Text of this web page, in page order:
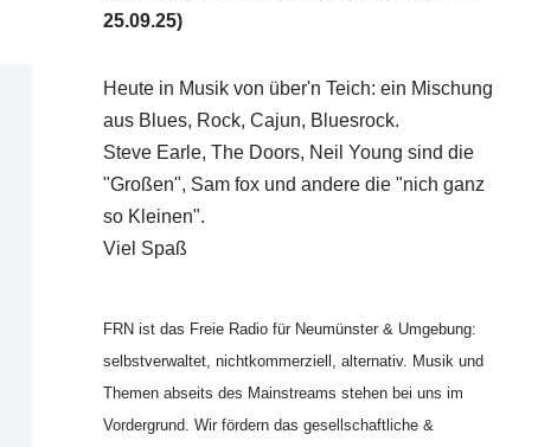
25.09.25)
Heute in Musik von über'n Teich: ein Mischung
aus Blues, Rock, Cajun, Bluesrock.
Steve Earle, The Doors, Neil Young sind die
"Großen", Sam fox und andere die "nich ganz
so Kleinen".
Viel Spaß
FRN ist das Freie Radio für Neumünster & Umgebung:
selbstverwaltet, nichtkommerziell, alternativ. Musik und
Themen abseits des Mainstreams stehen bei uns im
Vordergrund. Wir fördern das gesellschaftliche &